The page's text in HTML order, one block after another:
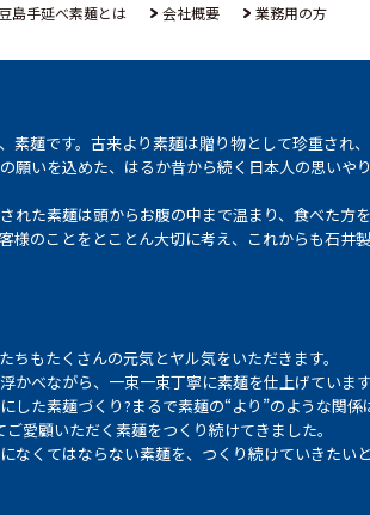
島手延べ素麺とは 会社概要 業務用の方
麺です。古来より素麺は贈り物として珍重され
いを込めた、はるか昔から続く日本人の思いやり
た素麺は頭からお腹の中まで温まり、食べた方
のことをとことん大切に考え、これからも石井
もたくさんの元気とヤル気をいただきます。
べながら、一束一束丁寧に素麺を仕上げています
た素麺づくり?まるで素麺の“より”のような関係
愛顧いただく素麺をつくり続けてきました。
くてはならない素麺を、つくり続けていきたいと